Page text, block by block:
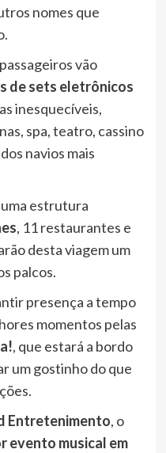
nomes que
vão
de sets eletrônicos
inesquecíveis,
spa, teatro, cassino
navios mais
estrutura
, 11 restaurantes e
desta viagem um
palcos.
presença a tempo
momentos pelas
, que estará a bordo
um gostinho do que
Entretenimento, o
evento musical em